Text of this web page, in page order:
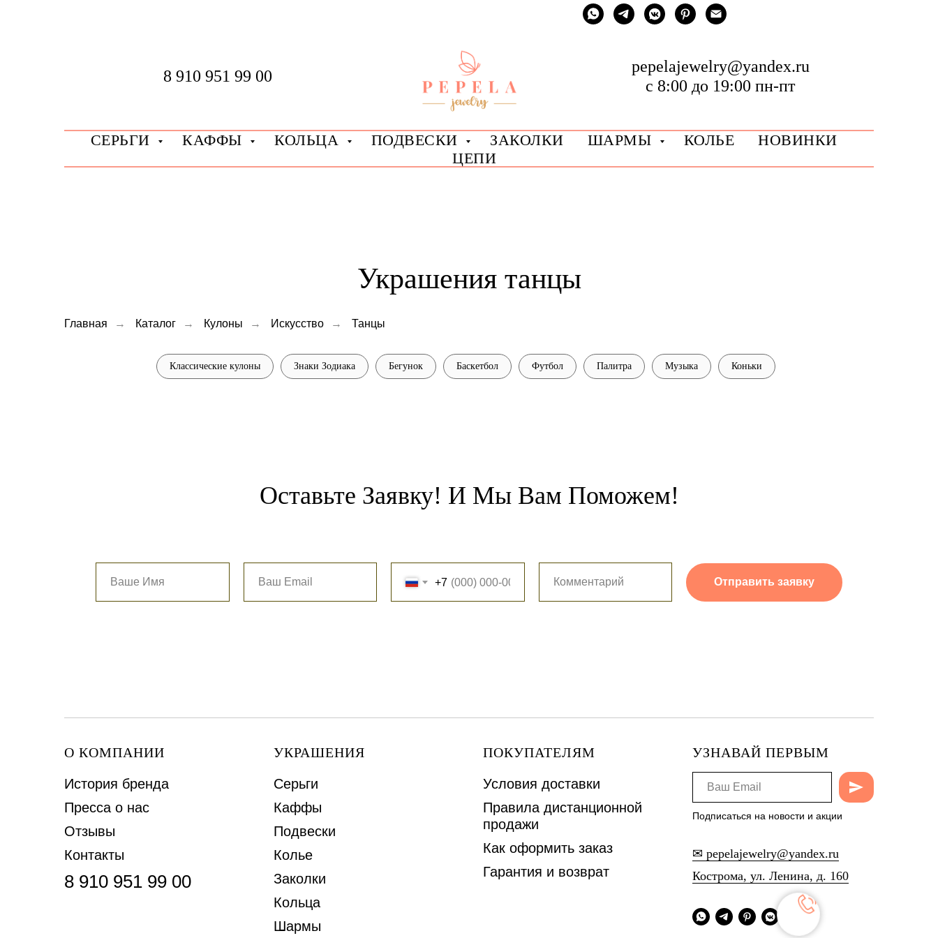
8 910 951 99 00
pepelajewelry@yandex.ru
с 8:00 до 19:00 пн-пт
СЕРЬГИ КАФФЫ КОЛЬЦА ПОДВЕСКИ ЗАКОЛКИ ШАРМЫ КОЛЬЕ
НОВИНКИ
ЦЕПИ
Украшения танцы
Главная → Каталог → Кулоны → Искусство → Танцы
Классические кулоны Знаки Зодиака Бегунок Баскетбол Футбол Палитра Музыка Коньки
Оставьте Заявку! И Мы Вам Поможем!
+7 Отправить заявку
О КОМПАНИИ
История бренда
Пресса о нас
Отзывы
Контакты
8 910 951 99 00
УКРАШЕНИЯ
Серьги
Каффы
Подвески
Колье
Заколки
Кольца
Шармы
ПОКУПАТЕЛЯМ
Условия доставки
Правила дистанционной
продажи
Как оформить заказ
Гарантия и возврат
УЗНАВАЙ ПЕРВЫМ
Подписаться на новости и акции
✉ pepelajewelry@yandex.ru
Кострома, ул. Ленина, д. 160